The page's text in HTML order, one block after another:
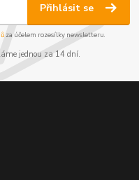
Přihlásit se
za účelem rozesílky newsletteru.
jednou za 14 dní.